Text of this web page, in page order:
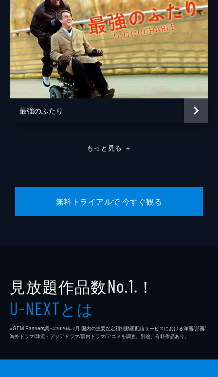
最強のふたり
もっと見る ＋
無料トライアルで 今すぐ観る
見放題作品数No.1 ※ ！
U-NEXTとは
※GEM Partners調べ/2026年7⽉ 国内の主要な定額制動画配信サービスにおける洋画/邦画/
海外ドラマ/韓流・アジアドラマ/国内ドラマ/アニメを調査。別途、有料作品あり。